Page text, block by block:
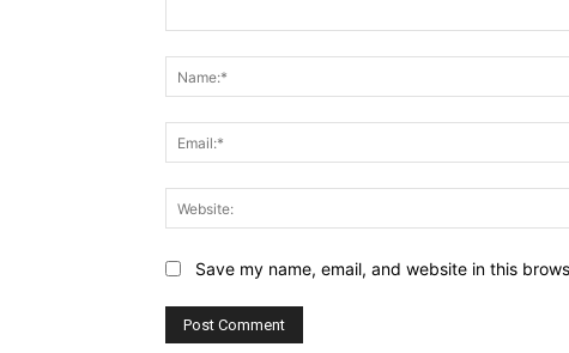
Save my name, email, and website in this